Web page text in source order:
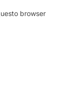
browser